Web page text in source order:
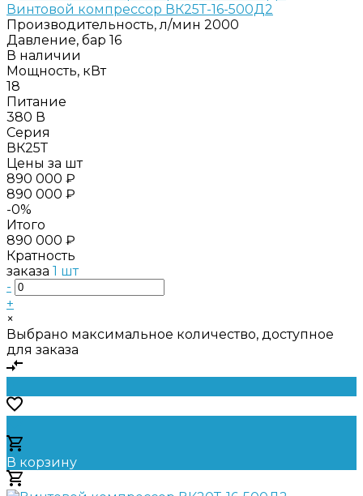
Винтовой компрессор ВК25Т-16-500Д2
Производительность, л/мин 2000
Давление, бар 16
В наличии
Мощность, кВт
18
Питание
380 В
Серия
ВК25Т
Цены за шт
890 000 ₽
890 000 ₽
-0%
Итого
890 000 ₽
Кратность
заказа 1 шт
-
+
×
Выбрано максимальное количество, доступное
для заказа
В корзину